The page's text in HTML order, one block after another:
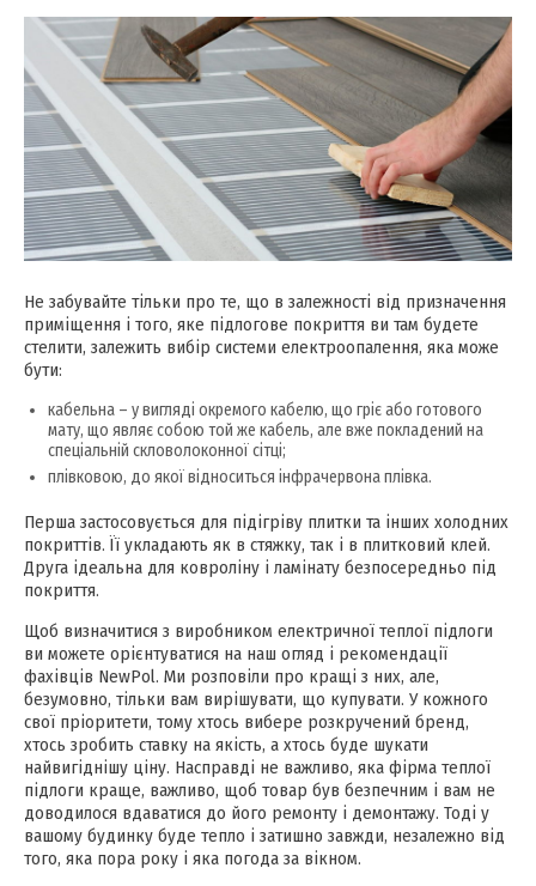
Не забувайте тільки про те, що в залежності від призначення
приміщення і того, яке підлогове покриття ви там будете
стелити, залежить вибір системи електроопалення, яка може
бути:
кабельна – у вигляді окремого кабелю, що гріє або готового
мату, що являє собою той же кабель, але вже покладений на
спеціальній скловолоконної сітці;
плівковою, до якої відноситься інфрачервона плівка.
Перша застосовується для підігріву плитки та інших холодних
покриттів. Її укладають як в стяжку, так і в плитковий клей.
Друга ідеальна для ковроліну і ламінату безпосередньо під
покриття.
Щоб визначитися з виробником електричної теплої підлоги
ви можете орієнтуватися на наш огляд і рекомендації
фахівців NewPol. Ми розповіли про кращі з них, але,
безумовно, тільки вам вирішувати, що купувати. У кожного
свої пріоритети, тому хтось вибере розкручений бренд,
хтось зробить ставку на якість, а хтось буде шукати
найвигіднішу ціну. Насправді не важливо, яка фірма теплої
підлоги краще, важливо, щоб товар був безпечним і вам не
доводилося вдаватися до його ремонту і демонтажу. Тоді у
вашому будинку буде тепло і затишно завжди, незалежно від
того, яка пора року і яка погода за вікном.